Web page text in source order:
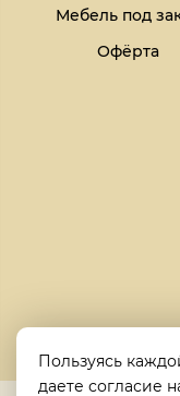
Мебель под
Офёрта
Пользуясь
даете согласие